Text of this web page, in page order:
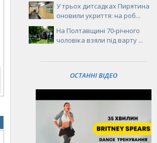
У трьох дитсадках Пирятина
оновили укриття: на роб...
На Полтавщині 70-річного
чоловіка взяли під варту ...
ОСТАННІ ВІДЕО